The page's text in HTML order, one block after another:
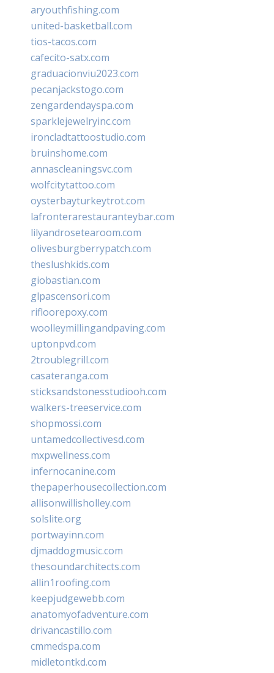
aryouthfishing.com
united-basketball.com
tios-tacos.com
cafecito-satx.com
graduacionviu2023.com
pecanjackstogo.com
zengardendayspa.com
sparklejewelryinc.com
ironcladtattoostudio.com
bruinshome.com
annascleaningsvc.com
wolfcitytattoo.com
oysterbayturkeytrot.com
lafronterarestauranteybar.com
lilyandrosetearoom.com
olivesburgberrypatch.com
theslushkids.com
giobastian.com
glpascensori.com
rifloorepoxy.com
woolleymillingandpaving.com
uptonpvd.com
2troublegrill.com
casateranga.com
sticksandstonesstudiooh.com
walkers-treeservice.com
shopmossi.com
untamedcollectivesd.com
mxpwellness.com
infernocanine.com
thepaperhousecollection.com
allisonwillisholley.com
solslite.org
portwayinn.com
djmaddogmusic.com
thesoundarchitects.com
allin1roofing.com
keepjudgewebb.com
anatomyofadventure.com
drivancastillo.com
cmmedspa.com
midletontkd.com